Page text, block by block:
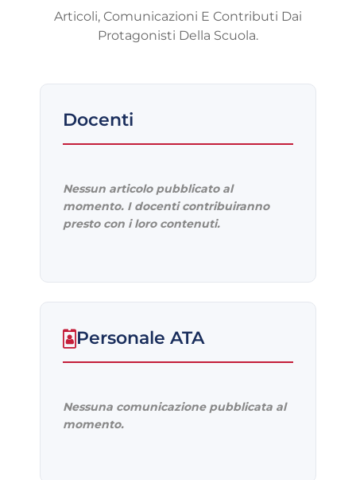
Articoli, Comunicazioni E Contributi Dai
Protagonisti Della Scuola.
Docenti
Nessun articolo pubblicato al
momento. I docenti contribuiranno
presto con i loro contenuti.
Personale ATA
Nessuna comunicazione pubblicata al
momento.